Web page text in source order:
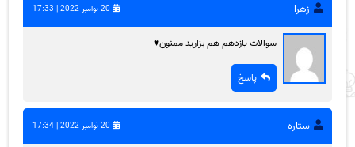
زهرا 20 نوامبر 2022 | 17:33
سوالات یازدهم هم بزارید ممنون♥️
پاسخ
ستاره 20 نوامبر 2022 | 17:34